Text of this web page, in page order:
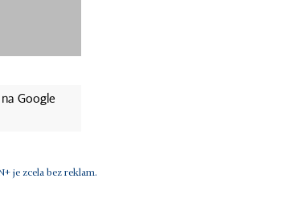
na Google
je zcela bez reklam.